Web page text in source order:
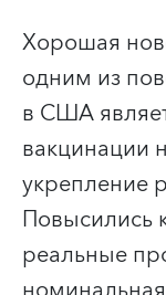
Хорошая
одним из
в США
вакцинации
укрепление
Повысились
реальные